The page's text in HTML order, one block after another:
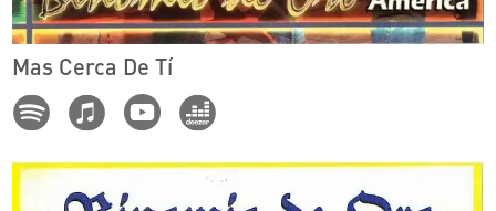
Mas Cerca De Tí